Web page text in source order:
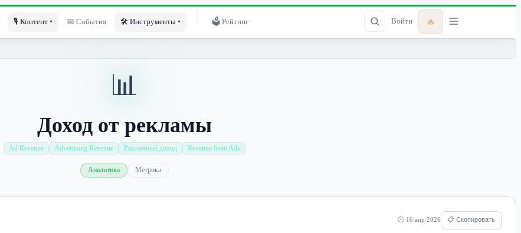
🎙 Контент ▾ 📅 События 🛠 Инструменты ▾ 🗳 Рейтинг Войти 🔥
📊
Доход от рекламы
Ad Revenue Advertising Revenue Рекламный доход Revenue from Ads
Аналитика Метрика
🕒 16 апр 2026 📋 Скопировать